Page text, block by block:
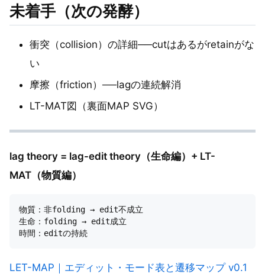
未着手（次の発酵）
衝突（collision）の詳細──cutはあるがretainがな
い
摩擦（friction）──lagの連続解消
LT-MAT図（裏面MAP SVG）
lag theory = lag-edit theory（生命編）+ LT-
MAT（物質編）
物質：非folding → edit不成立
生命：folding → edit成立
LET-MAP｜エディット・モード表と遷移マップ v0.1